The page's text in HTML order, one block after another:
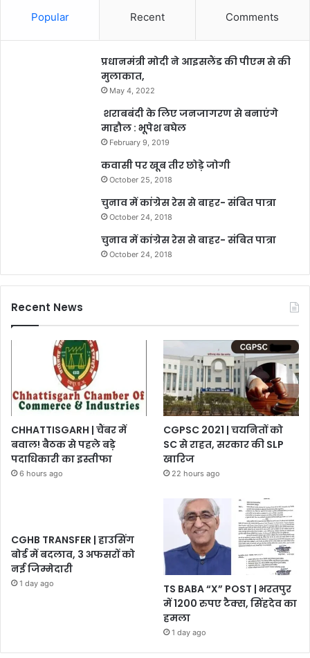
Popular Recent Comments
प्रधानमंत्री मोदी ने आइसलैंड की पीएम से की
मुलाकात,
May 4, 2022
शराबबंदी के लिए जनजागरण से बनाएंगे
माहौल : भूपेश बघेल
February 9, 2019
कवासी पर खूब तीर छोड़े जोगी
October 25, 2018
चुनाव में कांग्रेस रेस से बाहर- संबित पात्रा
October 24, 2018
चुनाव में कांग्रेस रेस से बाहर- संबित पात्रा
October 24, 2018
Recent News
CHHATTISGARH | चैंबर में
बवाल! बैठक से पहले बड़े
पदाधिकारी का इस्तीफा
6 hours ago
CGPSC 2021 | चयनितों को
SC से राहत, सरकार की SLP
खारिज
22 hours ago
CGHB TRANSFER | हाउसिंग
बोर्ड में बदलाव, 3 अफसरों को
नई जिम्मेदारी
1 day ago
TS BABA “X” POST | भरतपुर
में 1200 रुपए टैक्स, सिंहदेव का
हमला
1 day ago